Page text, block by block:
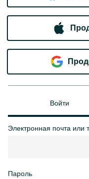
Войти
Электронная почта или
Пароль